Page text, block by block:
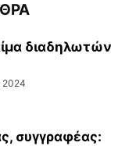
διαδηλωτών
2024
συγγραφέας: